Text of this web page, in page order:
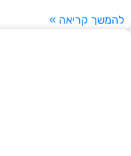
להמשך קריאה »